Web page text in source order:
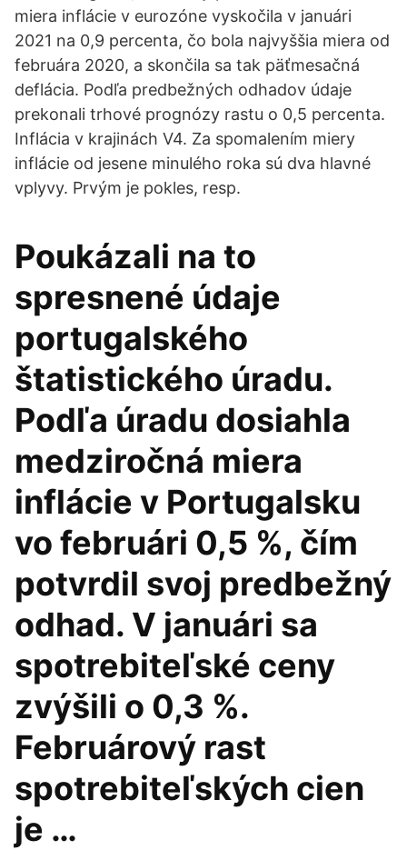
miera inflácie v eurozóne vyskočila v januári
2021 na 0,9 percenta, čo bola najvyššia miera od
februára 2020, a skončila sa tak päťmesačná
deflácia. Podľa predbežných odhadov údaje
prekonali trhové prognózy rastu o 0,5 percenta.
Inflácia v krajinách V4. Za spomalením miery
inflácie od jesene minulého roka sú dva hlavné
vplyvy. Prvým je pokles, resp.
Poukázali na to
spresnené údaje
portugalského
štatistického úradu.
Podľa úradu dosiahla
medziročná miera
inflácie v Portugalsku
vo februári 0,5 %, čím
potvrdil svoj predbežný
odhad. V januári sa
spotrebiteľské ceny
zvýšili o 0,3 %.
Februárový rast
spotrebiteľských cien
je …